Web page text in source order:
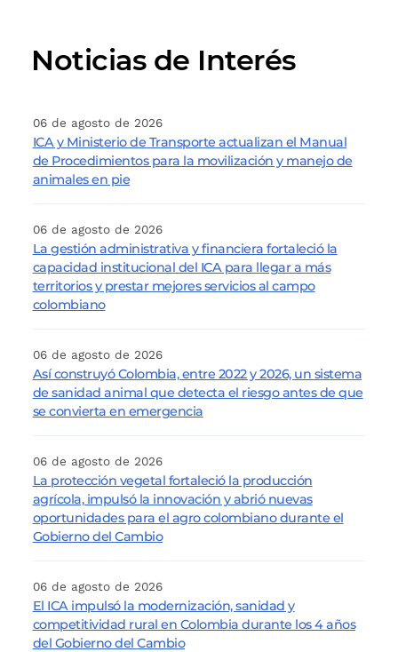
Noticias de Interés
06 de agosto de 2026
ICA y Ministerio de Transporte actualizan el Manual
de Procedimientos para la movilización y manejo de
animales en pie
06 de agosto de 2026
La gestión administrativa y financiera fortaleció la
capacidad institucional del ICA para llegar a más
territorios y prestar mejores servicios al campo
colombiano
06 de agosto de 2026
Así construyó Colombia, entre 2022 y 2026, un sistema
de sanidad animal que detecta el riesgo antes de que
se convierta en emergencia
06 de agosto de 2026
La protección vegetal fortaleció la producción
agrícola, impulsó la innovación y abrió nuevas
oportunidades para el agro colombiano durante el
Gobierno del Cambio
06 de agosto de 2026
El ICA impulsó la modernización, sanidad y
competitividad rural en Colombia durante los 4 años
del Gobierno del Cambio